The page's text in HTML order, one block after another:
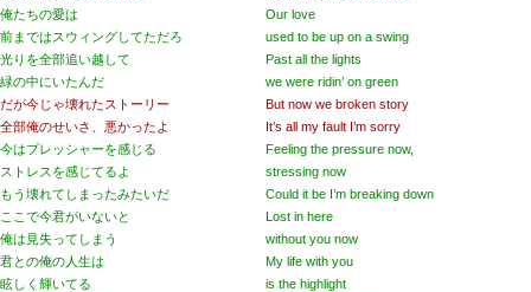
俺たちの愛は
前まではスウィングしてただろ
光りを全部追い越して
緑の中にいたんだ
だが今じゃ壊れたストーリー
全部俺のせいさ、悪かったよ
今はプレッシャーを感じる
ストレスを感じてるよ
もう壊れてしまったみたいだ
ここで今君がいないと
俺は見失ってしまう
君との俺の人生は
眩しく輝いてる
Our love
used to be up on a swing
Past all the lights
we were ridin’ on green
But now we broken story
It’s all my fault I’m sorry
Feeling the pressure now,
stressing now
Could it be I’m breaking down
Lost in here
without you now
My life with you
is the highlight